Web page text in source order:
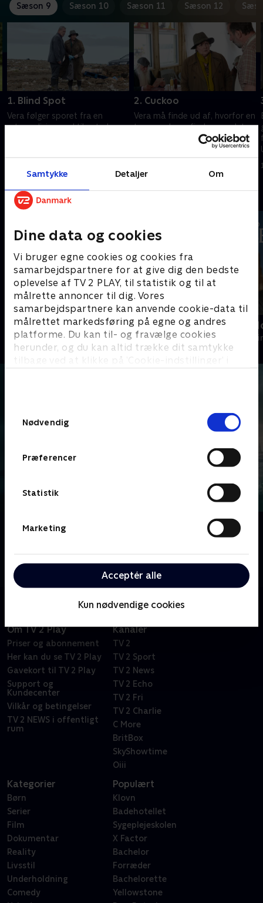
Samtykke Detaljer Om
Dine data og cookies
Vi bruger egne cookies og cookies fra
samarbejdspartnere for at give dig den bedste
oplevelse af TV 2 PLAY, til statistik og til at
målrette annoncer til dig. Vores
samarbejdspartnere kan anvende cookie-data til
målrettet markedsføring på egne og andres
platforme. Du kan til- og fravælge cookies
herunder, og du kan altid trække dit samtykke
tilbage ved at klikke på ’Cookie-indstillinger’ i
Nødvendig
Præferencer
Statistik
Marketing
Acceptér alle
Kun nødvendige cookies
Sæson 9 Sæson 10 Sæson 11 Sæson 12
1. Blind Spot
Vera følger sporet fra en
retsmedicinerpraktikant, der er
en historisk mordsag.
2. Cuckoo
Vera må finde ud af, hvorfor en
teenagedreng findes myrdet
langt fra sit hjem i en kystby.
Andre så også
En sag for Frost
Krimi & Spænding • 9 sæsoner
Inspector
Krimi &
Om Vera
arbejde og drives frem af sine egne dæmoner.
Om TV 2 Play
Priser og abonnement
Her kan du se TV 2 Play
Gavekort til TV 2 Play
Support og
Kundecenter
Vilkår og betingelser
TV 2 NEWS i offentligt
rum
Kanaler
TV 2
TV 2 Sport
TV 2 News
TV 2 Echo
TV 2 Fri
TV 2 Charlie
C More
BritBox
SkyShowtime
Oiii
Kategorier
Børn
Serier
Film
Dokumentar
Reality
Livsstil
Underholdning
Comedy
Populært
Klovn
Badehotellet
Sygeplejeskolen
X Factor
Bachelor
Forræder
Bachelorette
Yellowstone